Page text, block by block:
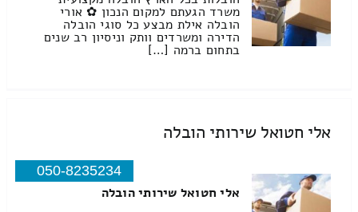
משרד הגעתם למקום הנכון ✿ אורי
הובלה אילת מבצע כל סוגי הובלה
הדירה ומשרדים וותק וניסיון רב שנים
בתחום ברמה […]
אלי חטואל שירותי הובלה
050-8235234
אלי חטואל שירותי הובלה